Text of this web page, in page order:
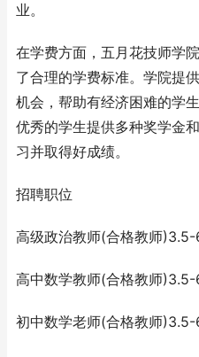
业。
在学费方面，五月花技师学
了合理的学费标准。学院提
机会，帮助有经济困难的学
优秀的学生提供多种奖学金
习并取得好成绩。
招聘职位
高级政治教师(合格教师)3.5-
高中数学教师(合格教师)3.5-
初中数学老师(合格教师)3.5-